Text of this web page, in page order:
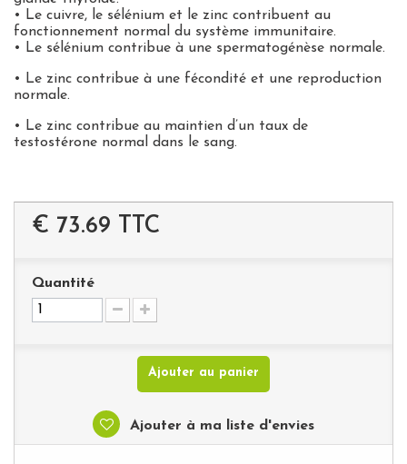
• Le cuivre, le sélénium et le zinc contribuent au
fonctionnement normal du système immunitaire.
• Le sélénium contribue à une spermatogénèse normale.
• Le zinc contribue à une fécondité et une reproduction
normale.
• Le zinc contribue au maintien d’un taux de
testostérone normal dans le sang.
€ 73.69 TTC
Quantité
Ajouter au panier
Ajouter à ma liste d'envies